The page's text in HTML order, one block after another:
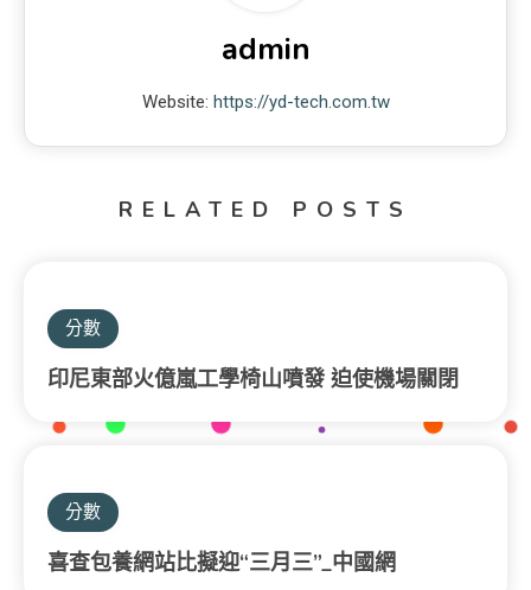
admin
Website: https://yd-tech.com.tw
RELATED POSTS
分數
印尼東部火億嵐工學椅山噴發 迫使機場關閉
分數
喜查包養網站比擬迎“三月三”_中國網